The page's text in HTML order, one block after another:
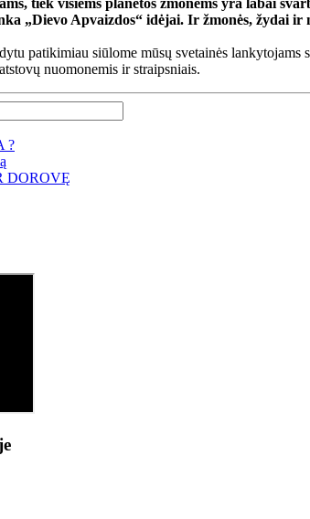
tiek visiems planetos žmonėms yra labai
„Dievo Apvaizdos“ idėjai. Ir žmonės, žydai ir
patikimiau siūlome mūsų svetainės lankytojams
nuomonemis ir straipsniais.
?
DOROVĘ